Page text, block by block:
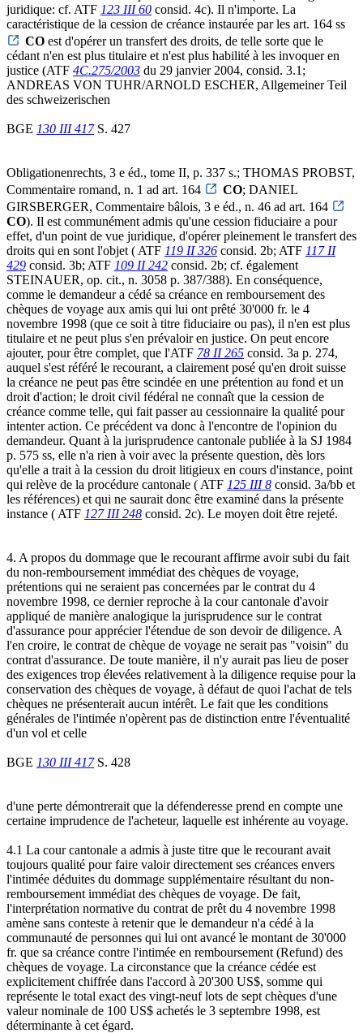
juridique: cf. ATF 123 III 60 consid. 4c). Il n'importe. La
caractéristique de la cession de créance instaurée par les art. 164 ss
CO est d'opérer un transfert des droits, de telle sorte que le
cédant n'en est plus titulaire et n'est plus habilité à les invoquer en
justice (ATF 4C.275/2003 du 29 janvier 2004, consid. 3.1;
ANDREAS VON TUHR/ARNOLD ESCHER, Allgemeiner Teil
des schweizerischen
BGE 130 III 417S. 427
Obligationenrechts, 3 e éd., tome II, p. 337 s.; THOMAS PROBST,
Commentaire romand, n. 1 ad art. 164
CO; DANIEL
GIRSBERGER, Commentaire bâlois, 3 e éd., n. 46 ad art. 164
CO). Il est communément admis qu'une cession fiduciaire a pour
effet, d'un point de vue juridique, d'opérer pleinement le transfert des
droits qui en sont l'objet ( ATF 119 II 326 consid. 2b; ATF 117 II
429 consid. 3b; ATF 109 II 242 consid. 2b; cf. également
STEINAUER, op. cit., n. 3058 p. 387/388). En conséquence,
comme le demandeur a cédé sa créance en remboursement des
chèques de voyage aux amis qui lui ont prêté 30'000 fr. le 4
novembre 1998 (que ce soit à titre fiduciaire ou pas), il n'en est plus
titulaire et ne peut plus s'en prévaloir en justice. On peut encore
ajouter, pour être complet, que l'ATF 78 II 265 consid. 3a p. 274,
auquel s'est référé le recourant, a clairement posé qu'en droit suisse
la créance ne peut pas être scindée en une prétention au fond et un
droit d'action; le droit civil fédéral ne connaît que la cession de
créance comme telle, qui fait passer au cessionnaire la qualité pour
intenter action. Ce précédent va donc à l'encontre de l'opinion du
demandeur. Quant à la jurisprudence cantonale publiée à la SJ 1984
p. 575 ss, elle n'a rien à voir avec la présente question, dès lors
qu'elle a trait à la cession du droit litigieux en cours d'instance, point
qui relève de la procédure cantonale ( ATF 125 III 8 consid. 3a/bb et
les références) et qui ne saurait donc être examiné dans la présente
instance ( ATF 127 III 248 consid. 2c). Le moyen doit être rejeté.
4. A propos du dommage que le recourant affirme avoir subi du fait
du non-remboursement immédiat des chèques de voyage,
prétentions qui ne seraient pas concernées par le contrat du 4
novembre 1998, ce dernier reproche à la cour cantonale d'avoir
appliqué de manière analogique la jurisprudence sur le contrat
d'assurance pour apprécier l'étendue de son devoir de diligence. A
l'en croire, le contrat de chèque de voyage ne serait pas "voisin" du
contrat d'assurance. De toute manière, il n'y aurait pas lieu de poser
des exigences trop élevées relativement à la diligence requise pour la
conservation des chèques de voyage, à défaut de quoi l'achat de tels
chèques ne présenterait aucun intérêt. Le fait que les conditions
générales de l'intimée n'opèrent pas de distinction entre l'éventualité
d'un vol et celle
BGE 130 III 417S. 428
d'une perte démontrerait que la défenderesse prend en compte une
certaine imprudence de l'acheteur, laquelle est inhérente au voyage.
4.1 La cour cantonale a admis à juste titre que le recourant avait
toujours qualité pour faire valoir directement ses créances envers
l'intimée déduites du dommage supplémentaire résultant du non-
remboursement immédiat des chèques de voyage. De fait,
l'interprétation normative du contrat de prêt du 4 novembre 1998
amène sans conteste à retenir que le demandeur n'a cédé à la
communauté de personnes qui lui ont avancé le montant de 30'000
fr. que sa créance contre l'intimée en remboursement (Refund) des
chèques de voyage. La circonstance que la créance cédée est
explicitement chiffrée dans l'accord à 20'300 US$, somme qui
représente le total exact des vingt-neuf lots de sept chèques d'une
valeur nominale de 100 US$ achetés le 3 septembre 1998, est
déterminante à cet égard.